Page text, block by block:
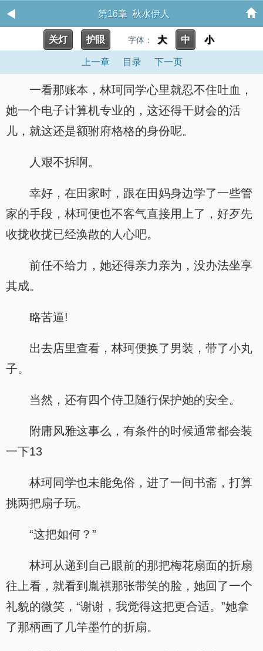
第16章 秋水伊人
关灯 护眼 字体： 大 中 小
上一章 目录 下一页
一看那账本，林珂同学心里就忍不住吐血，
她一个电子计算机专业的，这还得干财会的活
儿，就这还是额驸府格格的身份呢。
人艰不拆啊。
幸好，在田家时，跟在田妈身边学了一些管
家的手段，林珂便也不客气直接用上了，好歹先
收拢收拢已经涣散的人心吧。
前任不给力，她还得亲力亲为，没办法坐享
其成。
略苦逼!
出去店里查看，林珂便换了男装，带了小丸
子。
当然，还有四个侍卫随行保护她的安全。
附庸风雅这事么，有条件的时候通常都会装
一下13
林珂同学也未能免俗，进了一间书斋，打算
挑两把扇子玩。
“这把如何？”
林珂从递到自己眼前的那把梅花扇面的折扇
往上看，就看到胤祺那张带笑的脸，她回了一个
礼貌的微笑，“谢谢，我觉得这把更合适。”她拿
了那柄画了几竿墨竹的折扇。